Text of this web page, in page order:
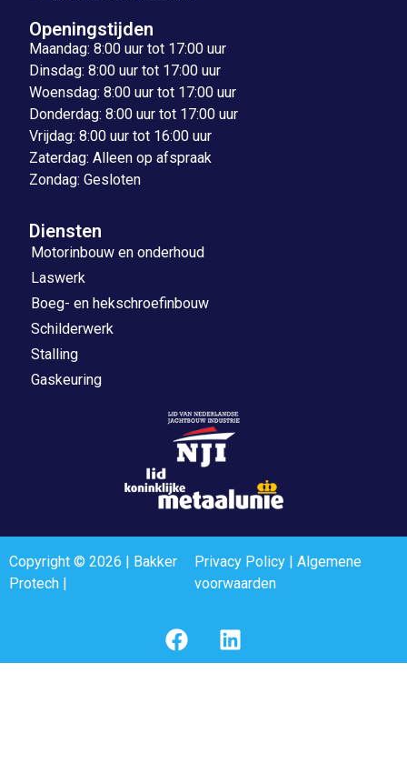
Openingstijden
Maandag: 8:00 uur tot 17:00 uur
Dinsdag: 8:00 uur tot 17:00 uur
Woensdag: 8:00 uur tot 17:00 uur
Donderdag: 8:00 uur tot 17:00 uur
Vrijdag: 8:00 uur tot 16:00 uur
Zaterdag: Alleen op afspraak
Zondag: Gesloten
Diensten
Motorinbouw en onderhoud
Laswerk
Boeg- en hekschroefinbouw
Schilderwerk
Stalling
Gaskeuring
Copyright © 2026 | Bakker
Protech |
Privacy Policy| Algemene
voorwaarden